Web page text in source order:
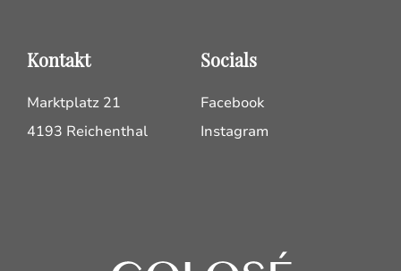
Kontakt
Marktplatz 21
4193 Reichenthal
Socials
Facebook
Instagram